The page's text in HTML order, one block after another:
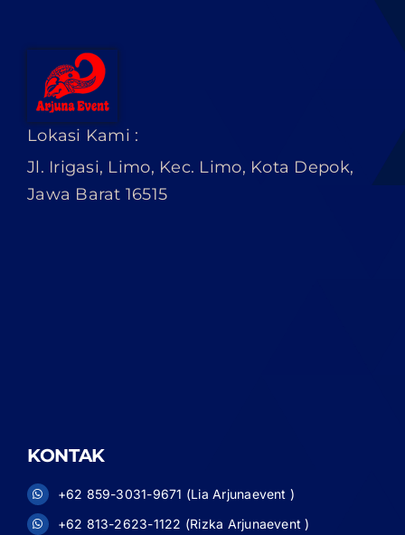
Lokasi Kami :
Jl. Irigasi, Limo, Kec. Limo, Kota Depok,
Jawa Barat 16515
KONTAK
+62 859-3031-9671 (Lia Arjunaevent )
+62 813-2623-1122 (Rizka Arjunaevent )